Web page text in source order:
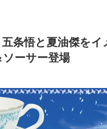
五条悟と夏油傑を
ーサー登場